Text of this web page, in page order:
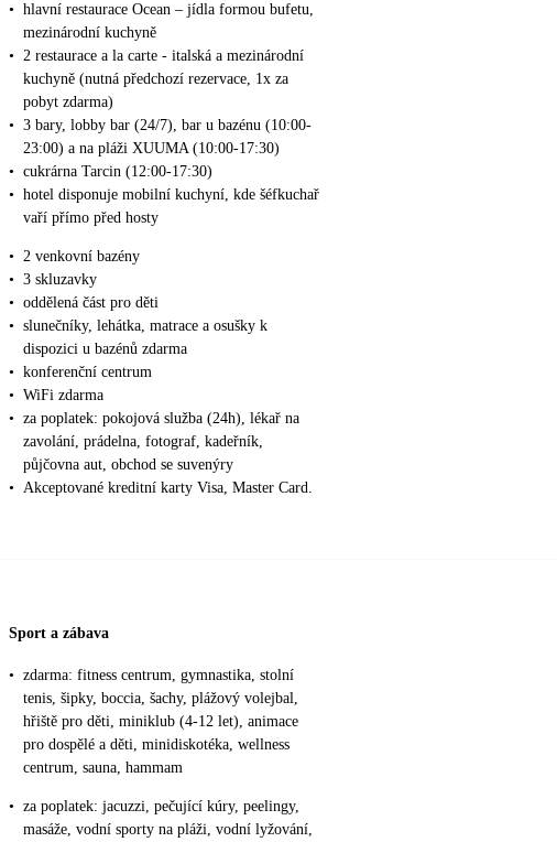
• hlavní restaurace Ocean – jídla formou bufetu,
mezinárodní kuchyně
• 2 restaurace a la carte - italská a mezinárodní
kuchyně (nutná předchozí rezervace, 1x za
pobyt zdarma)
• 3 bary, lobby bar (24/7), bar u bazénu (10:00-
23:00) a na pláži XUUMA (10:00-17:30)
• cukrárna Tarcin (12:00-17:30)
• hotel disponuje mobilní kuchyní, kde šéfkuchař
vaří přímo před hosty
• 2 venkovní bazény
• 3 skluzavky
• oddělená část pro děti
• slunečníky, lehátka, matrace a osušky k
dispozici u bazénů zdarma
• konferenční centrum
• WiFi zdarma
• za poplatek: pokojová služba (24h), lékař na
zavolání, prádelna, fotograf, kadeřník,
půjčovna aut, obchod se suvenýry
• Akceptované kreditní karty Visa, Master Card.
Sport a zábava
• zdarma: fitness centrum, gymnastika, stolní
tenis, šipky, boccia, šachy, plážový volejbal,
hřiště pro děti, miniklub (4-12 let), animace
pro dospělé a děti, minidiskotéka, wellness
centrum, sauna, hammam
• za poplatek: jacuzzi, pečující kúry, peelingy,
masáže, vodní sporty na pláži, vodní lyžování,